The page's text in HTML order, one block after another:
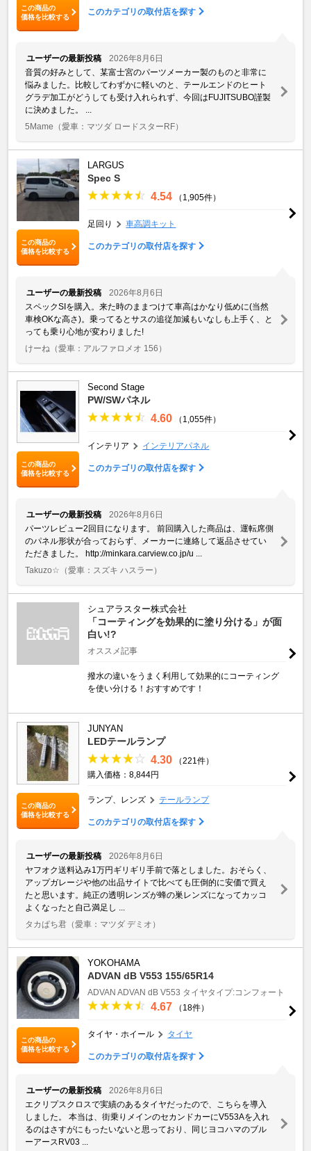
この商品の
価格を比較する
このカテゴリの取付店を探す
ユーザーの最新投稿
2026年8月6日
音質の好みとして、某富士宮のパーツメーカー製のものと非常に
悩みました。比較してわずかに軽いのと、テールエンドのヒート
グラデ加工がどうしても受け入れられず、今回はFUJITSUBO謹製
に決めました。 ...
5Mame （愛車：マツダ ロードスターRF）
この商品の
価格を比較する
LARGUS
Spec S
4.54 （1,905件）
足回り 車高調キット
このカテゴリの取付店を探す
ユーザーの最新投稿
2026年8月6日
スペックSIを購入。来た時のままつけて車高はかなり低めに(当然
車検OKな高さ)。乗ってるとサスの追従加減もいなしも上手く、と
っても乗り心地が変わりました!
けーね （愛車：アルファロメオ 156）
この商品の
価格を比較する
Second Stage
PW/SWパネル
4.60 （1,055件）
インテリア インテリアパネル
このカテゴリの取付店を探す
ユーザーの最新投稿
2026年8月6日
パーツレビュー2回目になります。 前回購入した商品は、運転席側
のパネル形状が合っておらず、メーカーに連絡して返品させてい
ただきました。 http://minkara.carview.co.jp/u ...
Takuzo☆ （愛車：スズキ ハスラー）
シュアラスター株式会社
「コーティングを効果的に塗り分ける」が面
白い!?
オススメ記事
撥水の違いをうまく利用して効果的にコーティング
を使い分ける！おすすめです！
この商品の
価格を比較する
JUNYAN
LEDテールランプ
4.30
（221件）
購入価格：8,844円
ランプ、レンズ テールランプ
このカテゴリの取付店を探す
ユーザーの最新投稿
2026年8月6日
ヤフオク送料込み1万円ギリギリ手前で落としました。おそらく、
アップガレージや他の出品サイトで比べても圧倒的に安価で買え
たと思います。純正の透明レンズが蜂の巣レンズになってカッコ
よくなったと自己満足し ...
タカぱち君 （愛車：マツダ デミオ）
この商品の
価格を比較する
YOKOHAMA
ADVAN dB V553 155/65R14
ADVAN ADVAN dB V553 タイヤタイプ:コンフォート
4.67 （18件）
タイヤ・ホイール タイヤ
このカテゴリの取付店を探す
ユーザーの最新投稿
2026年8月6日
エクリプスクロスで実績のあるタイヤだったので、こちらを導入
しました。 本当は、街乗りメインのセカンドカーにV553Aを入れ
るのはさすがにもったいないと思っており、同じヨコハマのブル
ーアースRV03 ...